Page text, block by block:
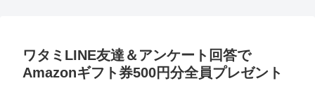
ワタミLINE友達＆アンケート回答で
Amazonギフト券500円分全員プレゼント